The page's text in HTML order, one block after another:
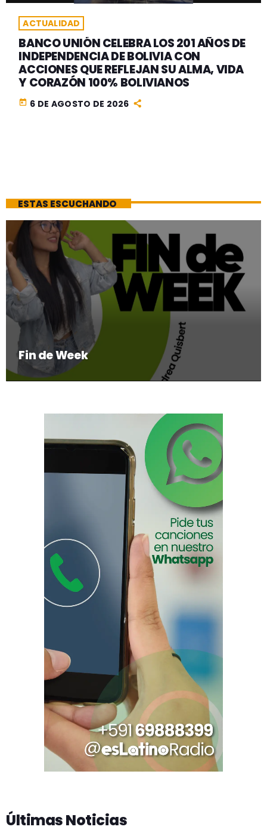
ACTUALIDAD
BANCO UNIÓN CELEBRA LOS 201 AÑOS DE
INDEPENDENCIA DE BOLIVIA CON
ACCIONES QUE REFLEJAN SU ALMA, VIDA
Y CORAZÓN 100% BOLIVIANOS
today 6 DE AGOSTO DE 2026
ESTAS ESCUCHANDO
Fin de Week
Últimas Noticias